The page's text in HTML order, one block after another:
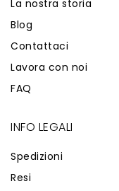
La nostra storia
Blog
Contattaci
Lavora con noi
FAQ
INFO LEGALI
Spedizioni
Resi